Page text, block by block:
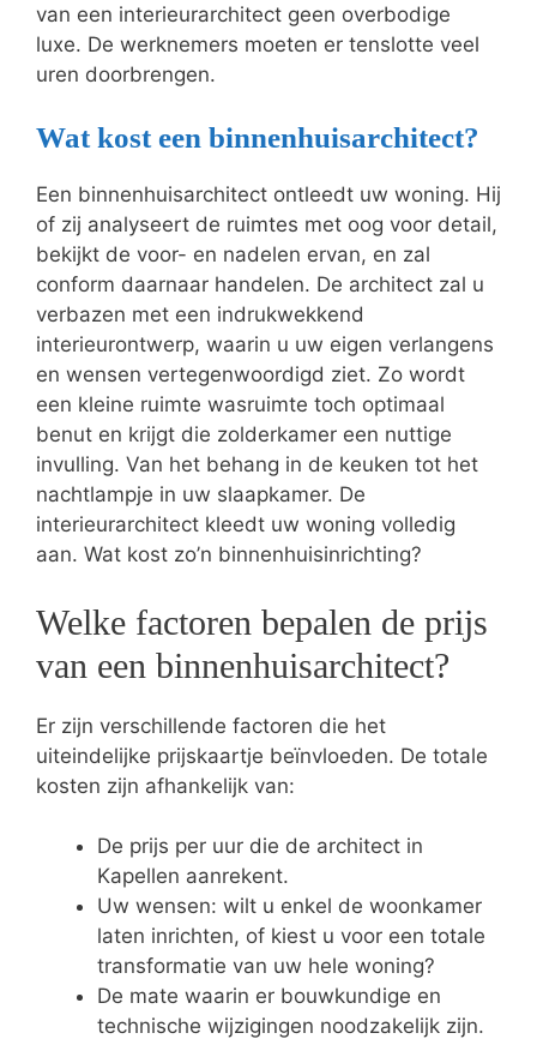
van een interieurarchitect geen overbodige
luxe. De werknemers moeten er tenslotte veel
uren doorbrengen.
Wat kost een binnenhuisarchitect?
Een binnenhuisarchitect ontleedt uw woning. Hij
of zij analyseert de ruimtes met oog voor detail,
bekijkt de voor- en nadelen ervan, en zal
conform daarnaar handelen. De architect zal u
verbazen met een indrukwekkend
interieurontwerp, waarin u uw eigen verlangens
en wensen vertegenwoordigd ziet. Zo wordt
een kleine ruimte wasruimte toch optimaal
benut en krijgt die zolderkamer een nuttige
invulling. Van het behang in de keuken tot het
nachtlampje in uw slaapkamer. De
interieurarchitect kleedt uw woning volledig
aan. Wat kost zo’n binnenhuisinrichting?
Welke factoren bepalen de prijs
van een binnenhuisarchitect?
Er zijn verschillende factoren die het
uiteindelijke prijskaartje beïnvloeden. De totale
kosten zijn afhankelijk van:
De prijs per uur die de architect in
Kapellen aanrekent.
Uw wensen: wilt u enkel de woonkamer
laten inrichten, of kiest u voor een totale
transformatie van uw hele woning?
De mate waarin er bouwkundige en
technische wijzigingen noodzakelijk zijn.